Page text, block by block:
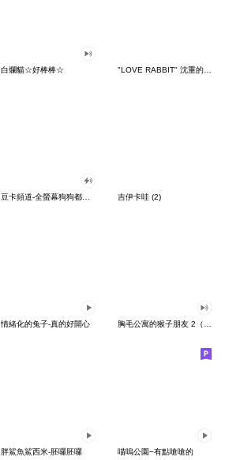
白爛貓☆好棒棒☆ "LOVE RABBIT" 沈重的愛 台灣版
吉伊卡哇 (2)
情緒化的兔子-真的好開心 胸毛公寓的猴子朋友 2（有聲動態）
胖鯊魚鯊西米-胚囉胚囉 喵嗚公園−有點嗆嗆的